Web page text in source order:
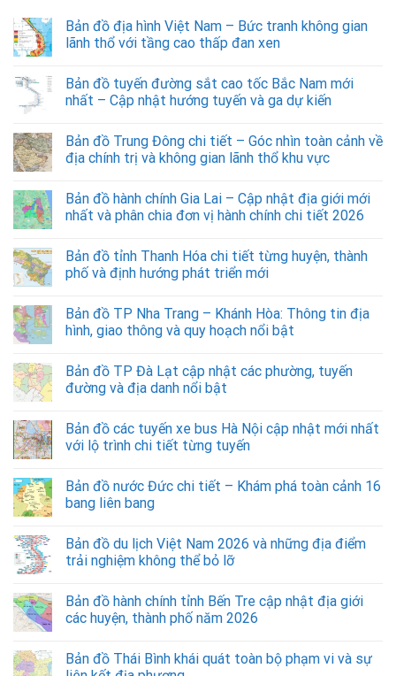
Bản đồ địa hình Việt Nam – Bức tranh không gian
lãnh thổ với tầng cao thấp đan xen
Bản đồ tuyến đường sắt cao tốc Bắc Nam mới
nhất – Cập nhật hướng tuyến và ga dự kiến
Bản đồ Trung Đông chi tiết – Góc nhìn toàn cảnh về
địa chính trị và không gian lãnh thổ khu vực
Bản đồ hành chính Gia Lai – Cập nhật địa giới mới
nhất và phân chia đơn vị hành chính chi tiết 2026
Bản đồ tỉnh Thanh Hóa chi tiết từng huyện, thành
phố và định hướng phát triển mới
Bản đồ TP Nha Trang – Khánh Hòa: Thông tin địa
hình, giao thông và quy hoạch nổi bật
Bản đồ TP Đà Lạt cập nhật các phường, tuyến
đường và địa danh nổi bật
Bản đồ các tuyến xe bus Hà Nội cập nhật mới nhất
với lộ trình chi tiết từng tuyến
Bản đồ nước Đức chi tiết – Khám phá toàn cảnh 16
bang liên bang
Bản đồ du lịch Việt Nam 2026 và những địa điểm
trải nghiệm không thể bỏ lỡ
Bản đồ hành chính tỉnh Bến Tre cập nhật địa giới
các huyện, thành phố năm 2026
Bản đồ Thái Bình khái quát toàn bộ phạm vi và sự